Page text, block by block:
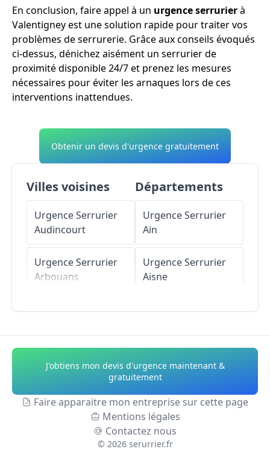
En conclusion, faire appel à un urgence serrurierà
Valentigney est une solution rapide pour traiter vos
problèmes de serrurerie. Grâce aux conseils évoqués
ci-dessus, dénichez aisément un serrurier de
proximité disponible 24/7 et prenez les mesures
nécessaires pour éviter les arnaques lors de ces
interventions inattendues.
Obtenir un devis d'urgence gratuitement
Villes voisines
Urgence Serrurier
Audincourt
Urgence Serrurier
Arbouans
Urgence Serrurier
Seloncourt
Urgence Serrurier
Départements
Urgence Serrurier
Ain
Urgence Serrurier
Aisne
Urgence Serrurier
Alpes-de-Haute-
Urgence Serrurier
Hautes-Alpes
J'obtiens mon devis d'urgence maintenant &
gratuitement
Faire apparaitre mon entreprise sur cette page
Mentions légales
Contactez nous
© 2026 serurrier.fr